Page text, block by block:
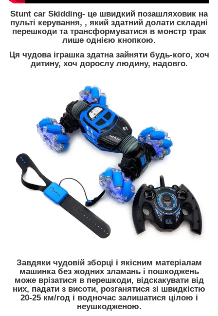
Stunt car Skidding- це швидкий позашляховик на
пульті керування, , який здатний долати складні
перешкоди та трансформуватися в монстр трак
лише однією кнопкою.
Ця чудова іграшка здатна зайняти будь-кого, хоч
дитину, хоч дорослу людину, надовго.
Завдяки чудовій зборці і якісним матеріалам
машинка без жодних зламань і пошкоджень
може врізатися в перешкоди, відскакувати від
них, падати з висоти, розганятися зі швидкістю
20-25 км/год і водночас залишатися цілою і
неушкодженою.